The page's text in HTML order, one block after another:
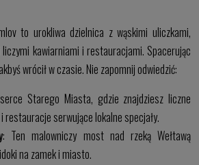
to urokliwa dzielnica z wąskimi uliczkami,
kawiarniami i restauracjami. Spacerując
wrócił w czasie. Nie zapomnij odwiedzić:
Starego Miasta, gdzie znajdziesz liczne
restauracje serwujące lokalne specjały.
: Ten malowniczy most nad rzeką Wełtawą
na zamek i miasto.